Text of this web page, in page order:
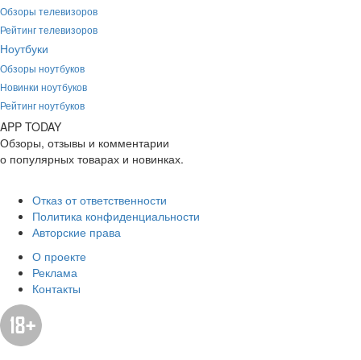
Обзоры телевизоров
Рейтинг телевизоров
Ноутбуки
Обзоры ноутбуков
Новинки ноутбуков
Рейтинг ноутбуков
APP TODAY
Обзоры, отзывы и комментарии
о популярных товарах и новинках.
Отказ от ответственности
Политика конфиденциальности
Авторские права
О проекте
Реклама
Контакты